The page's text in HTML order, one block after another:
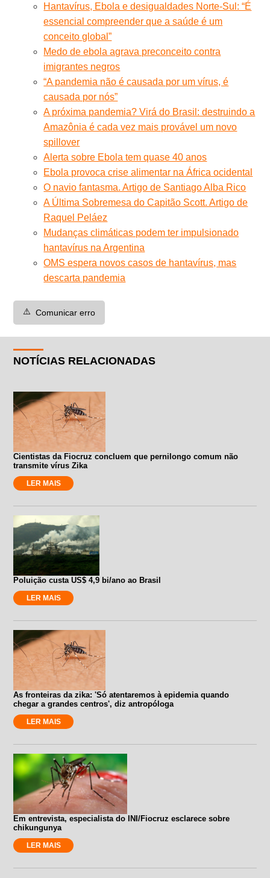
Hantavírus, Ebola e desigualdades Norte-Sul: “É
essencial compreender que a saúde é um
conceito global”
Medo de ebola agrava preconceito contra
imigrantes negros
“A pandemia não é causada por um vírus, é
causada por nós”
A próxima pandemia? Virá do Brasil: destruindo a
Amazônia é cada vez mais provável um novo
spillover
Alerta sobre Ebola tem quase 40 anos
Ebola provoca crise alimentar na África ocidental
O navio fantasma. Artigo de Santiago Alba Rico
A Última Sobremesa do Capitão Scott. Artigo de
Raquel Peláez
Mudanças climáticas podem ter impulsionado
hantavírus na Argentina
OMS espera novos casos de hantavírus, mas
descarta pandemia
⚠️ Comunicar erro
NOTÍCIAS RELACIONADAS
Cientistas da Fiocruz concluem que pernilongo comum não
transmite vírus Zika
LER MAIS
Poluição custa US$ 4,9 bi/ano ao Brasil
LER MAIS
As fronteiras da zika: 'Só atentaremos à epidemia quando
chegar a grandes centros', diz antropóloga
LER MAIS
Em entrevista, especialista do INI/Fiocruz esclarece sobre
chikungunya
LER MAIS